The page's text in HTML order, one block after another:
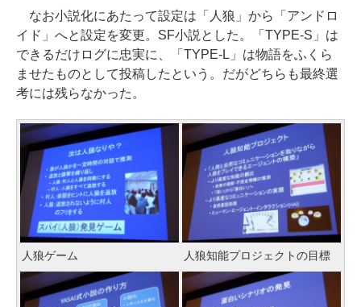
なお小説化にあたって設定は「人狼」から「アンドロ
イド」へと設定を変更。SF小説とした。「TYPE-S」は
できるだけログに忠実に、「TYPE-L」は物語をふくら
ませたものとして投稿したという。だがどちらも最終選
考には残らなかった。
人狼ゲーム 人狼知能プロジェクトの目標